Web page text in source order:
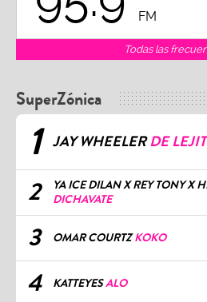
FM
Todas las
SuperZónica
1 JAY WHEELERDE
2
YA ICE DILAN X REY TONY X
DICHAVATE
3 OMAR COURTZKOKO
4 KATTEYESALO